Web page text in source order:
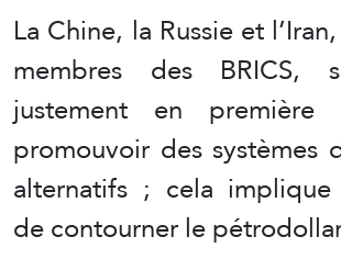
La Chine, la Russie et
membres des BRICS,
justement en
promouvoir des systèmes
alternatifs ; cela
de contourner le